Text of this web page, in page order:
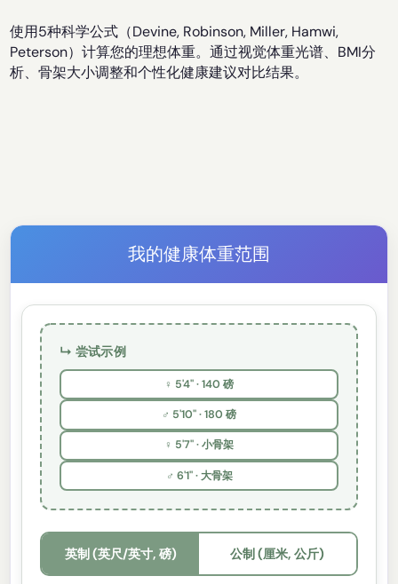
使用5种科学公式（Devine, Robinson, Miller, Hamwi,
Peterson）计算您的理想体重。通过视觉体重光谱、BMI分
析、骨架大小调整和个性化健康建议对比结果。
我的健康体重范围
↳ 尝试示例
♀ 5'4" · 140 磅
♂ 5'10" · 180 磅
♀ 5'7" · 小骨架
♂ 6'1" · 大骨架
英制 (英尺/英寸, 磅) 公制 (厘米, 公斤)